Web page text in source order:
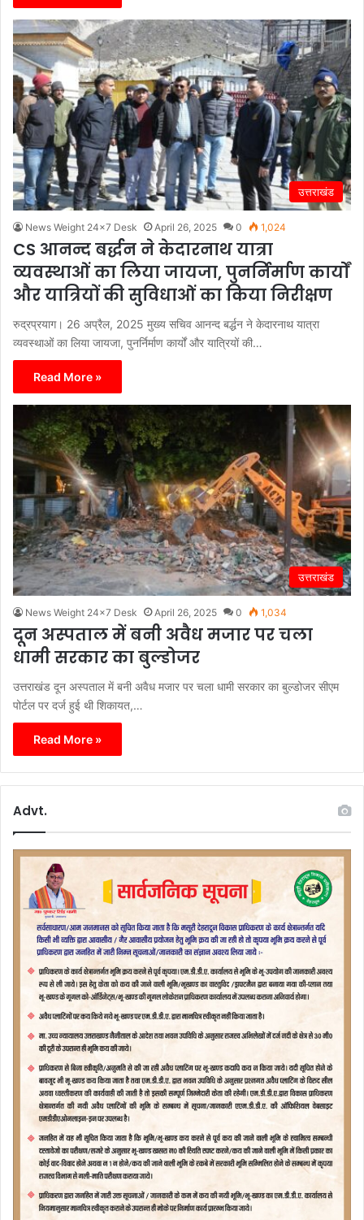
उत्तराखंड
News Weight 24x7 Desk April 26, 2025 0 1,024
CS आनन्द बर्द्धन ने केदारनाथ यात्रा
व्यवस्थाओं का लिया जायजा, पुनर्निर्माण कार्यों
और यात्रियों की सुविधाओं का किया निरीक्षण
रुद्रप्रयाग। 26 अप्रैल, 2025 मुख्य सचिव आनन्द बर्द्धन ने केदारनाथ यात्रा
व्यवस्थाओं का लिया जायजा, पुनर्निर्माण कार्यों और यात्रियों की…
Read More »
उत्तराखंड
News Weight 24x7 Desk April 26, 2025 0 1,034
दून अस्पताल में बनी अवैध मजार पर चला
धामी सरकार का बुल्डोजर
उत्तराखंड दून अस्पताल में बनी अवैध मजार पर चला धामी सरकार का बुल्डोजर सीएम
पोर्टल पर दर्ज हुई थी शिकायत,…
Read More »
Advt.